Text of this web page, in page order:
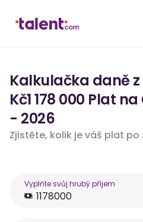
Kalkulačka daně
Kč1 178 000 Plat
- 2026
Zjistěte, kolik je váš plat po
Vyplňte svůj hrubý příjem